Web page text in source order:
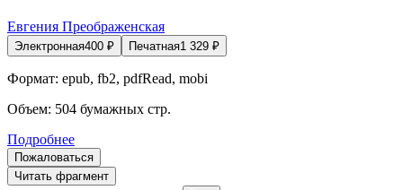
Евгения Преображенская
Электронная400 ₽ Печатная1 329 ₽
Формат: epub, fb2, pdfRead, mobi
Объем: 504 бумажных стр.
Подробнее
Пожаловаться
Читать фрагмент